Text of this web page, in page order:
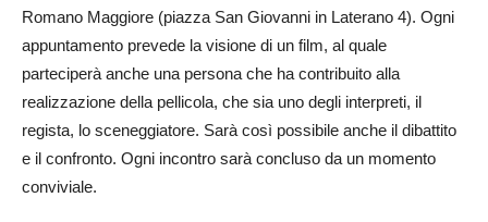
Romano Maggiore (piazza San Giovanni in Laterano 4). Ogni
appuntamento prevede la visione di un film, al quale
parteciperà anche una persona che ha contribuito alla
realizzazione della pellicola, che sia uno degli interpreti, il
regista, lo sceneggiatore. Sarà così possibile anche il dibattito
e il confronto. Ogni incontro sarà concluso da un momento
conviviale.